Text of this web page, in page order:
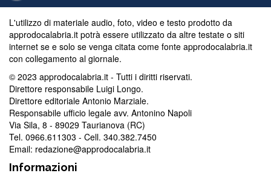
L’ultimo grave episodio si è verificato nei giorni scorsi […]
L'utilizzo di materiale audio, foto, video e testo prodotto da
approdocalabria.it potrà essere utilizzato da altre testate o siti
internet se e solo se venga citata come fonte approdocalabria.it
con collegamento al giornale.
© 2023 approdocalabria.it - Tutti i diritti riservati.
Direttore responsabile Luigi Longo.
Direttore editoriale Antonio Marziale.
Responsabile ufficio legale avv. Antonino Napoli
Via Sila, 8 - 89029 Taurianova (RC)
Tel. 0966.611303 - Cell. 340.382.7450
Email: redazione@approdocalabria.it
Informazioni